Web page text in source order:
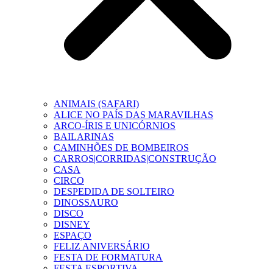
ANIMAIS (SAFARI)
ALICE NO PAÍS DAS MARAVILHAS
ARCO-ÍRIS E UNICÓRNIOS
BAILARINAS
CAMINHÕES DE BOMBEIROS
CARROS|CORRIDAS|CONSTRUÇÃO
CASA
CIRCO
DESPEDIDA DE SOLTEIRO
DINOSSAURO
DISCO
DISNEY
ESPAÇO
FELIZ ANIVERSÁRIO
FESTA DE FORMATURA